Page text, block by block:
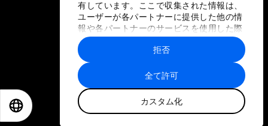
有しています。ここで収集された情報は、
ユーザーが各パートナーに提供した他の情
報や各パートナーのサービスを使用した際
に収集された情報と組み合わされ、各パー
トナーによって使用されることがありま
す。
全て許可
カスタム化
拒否
プライバシーポリシーと利用規約
サイトマップ
©
世界経済フォーラム